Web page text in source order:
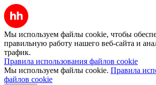
Мы используем файлы cookie, чтобы
правильную работу нашего веб-сайта и
трафик.
Правила использования файлов cookie
Мы используем файлы cookie. Правила
файлов cookie